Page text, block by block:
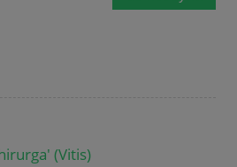
(Vitis)